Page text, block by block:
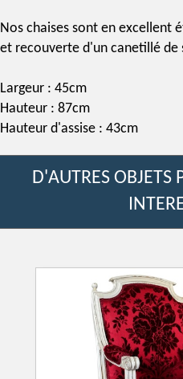
Nos chaises sont en excellent
et recouverte d'un canetillé de
Largeur : 45cm
Hauteur : 87cm
Hauteur d'assise : 43cm
D'AUTRES OBJETS